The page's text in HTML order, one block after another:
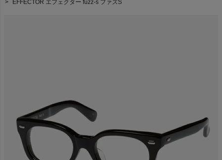
EFFECTOR エフェクター fuzz-s ファズS